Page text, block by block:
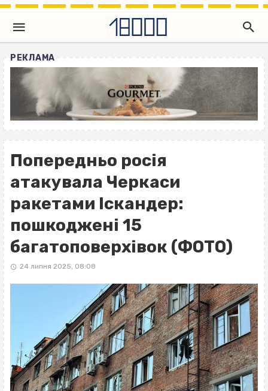
РЕКЛАМА
Попередньо росія
атакувала Черкаси
ракетами Іскандер:
пошкоджені 15
багатоповерхівок (ФОТО)
24 липня 2025, 08:08